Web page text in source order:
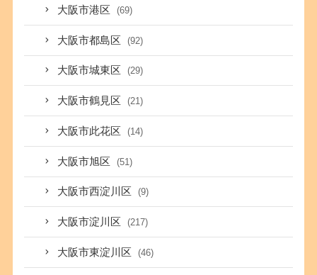
大阪市港区 (69)
大阪市都島区 (92)
大阪市城東区 (29)
大阪市鶴見区 (21)
大阪市此花区 (14)
大阪市旭区 (51)
大阪市西淀川区 (9)
大阪市淀川区 (217)
大阪市東淀川区 (46)